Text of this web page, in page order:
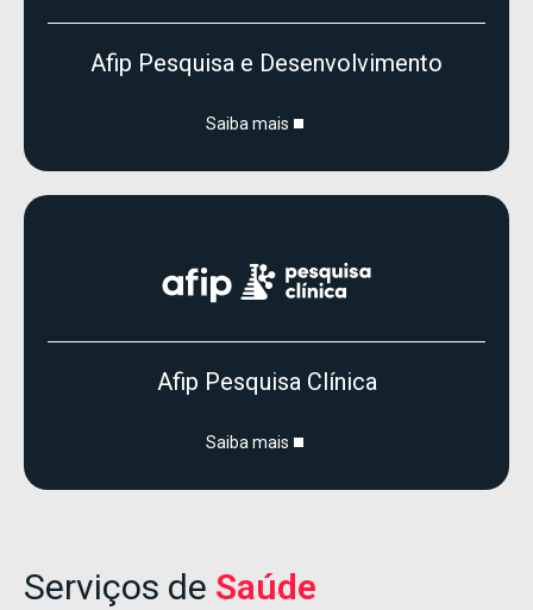
Afip Pesquisa e Desenvolvimento
Saiba mais
Afip Pesquisa Clínica
Saiba mais
Serviços de Saúde